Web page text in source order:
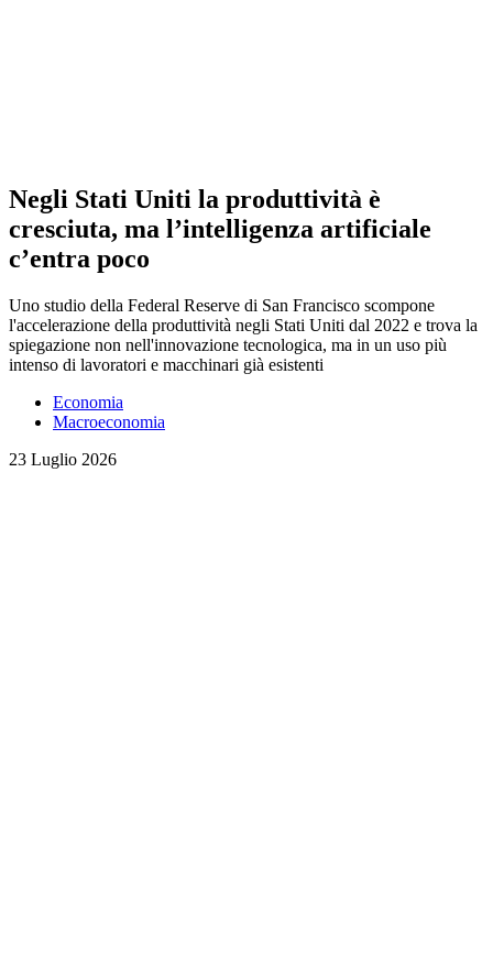
Negli Stati Uniti la produttività è
cresciuta, ma l’intelligenza artificiale
c’entra poco
Uno studio della Federal Reserve di San Francisco scompone
l'accelerazione della produttività negli Stati Uniti dal 2022 e trova la
spiegazione non nell'innovazione tecnologica, ma in un uso più
intenso di lavoratori e macchinari già esistenti
Economia
Macroeconomia
23 Luglio 2026